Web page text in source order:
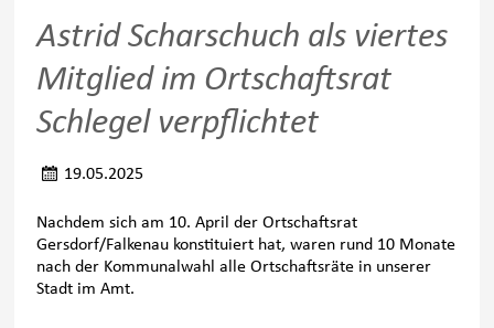
Astrid Scharschuch als viertes
Mitglied im Ortschaftsrat
Schlegel verpflichtet
19.05.2025
Nachdem sich am 10. April der Ortschaftsrat
Gersdorf/Falkenau konstituiert hat, waren rund 10 Monate
nach der Kommunalwahl alle Ortschaftsräte in unserer
Stadt im Amt.